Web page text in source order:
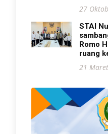
27
STAI
Romo
ruang
21